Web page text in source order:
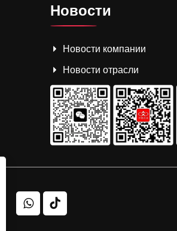
Новости
Новости компании
Новости отрасли